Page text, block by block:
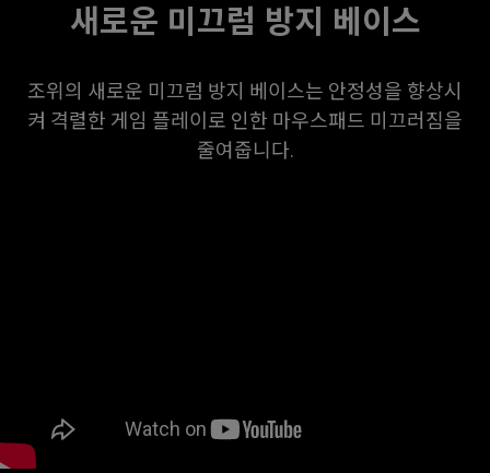
새로운 미끄럼 방지 베이스
조위의 새로운 미끄럼 방지 베이스는 안정성을 향상시
켜 격렬한 게임 플레이로 인한 마우스패드 미끄러짐을
줄여줍니다.